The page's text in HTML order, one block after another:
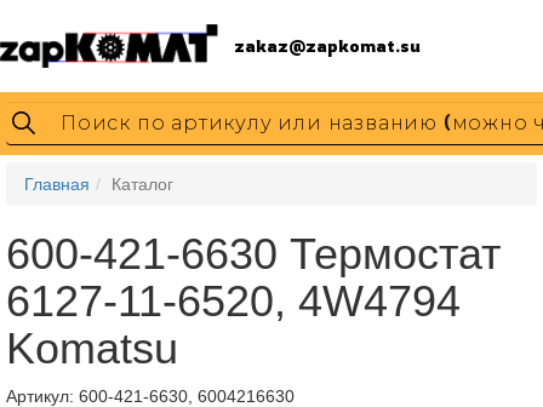
zakaz@zapkomat.su
Главная Каталог
600-421-6630 Термостат
6127-11-6520, 4W4794
Komatsu
Артикул: 600-421-6630, 6004216630